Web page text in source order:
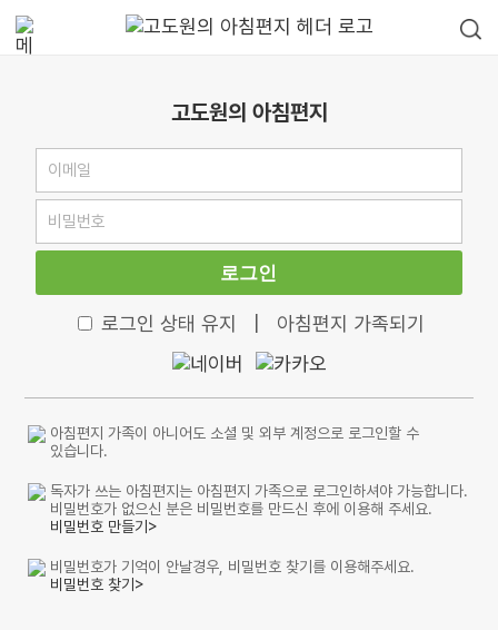
고도원의 아침편지
로그인
로그인 상태 유지 아침편지 가족되기
아침편지 가족이 아니어도 소셜 및 외부 계정으로 로그인할 수
있습니다.
독자가 쓰는 아침편지는 아침편지 가족으로 로그인하셔야 가능합니다.
비밀번호가 없으신 분은 비밀번호를 만드신 후에 이용해 주세요.
비밀번호 만들기>
비밀번호가 기억이 안날경우, 비밀번호 찾기를 이용해주세요.
비밀번호 찾기>